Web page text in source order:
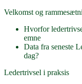
Velkomst og
Hvorfor
emne
Data fra seneste
dag?
Ledertrivsel i praksis